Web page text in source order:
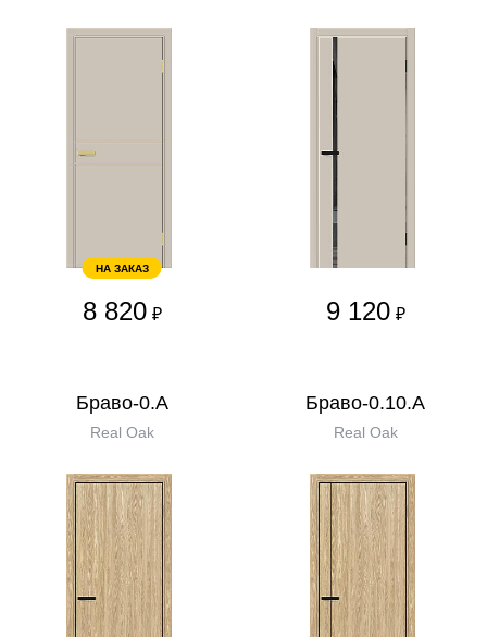
НА ЗАКАЗ
8 820 ₽ 9 120 ₽
Браво-0.А
Real Oak
Браво-0.10.А
Real Oak